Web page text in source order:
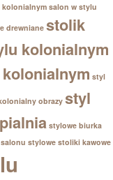
salon w stylu
drewnianestolik
kolonialnym
styl
obrazy styl
stylowe biurka
stylowe stoliki kawowe